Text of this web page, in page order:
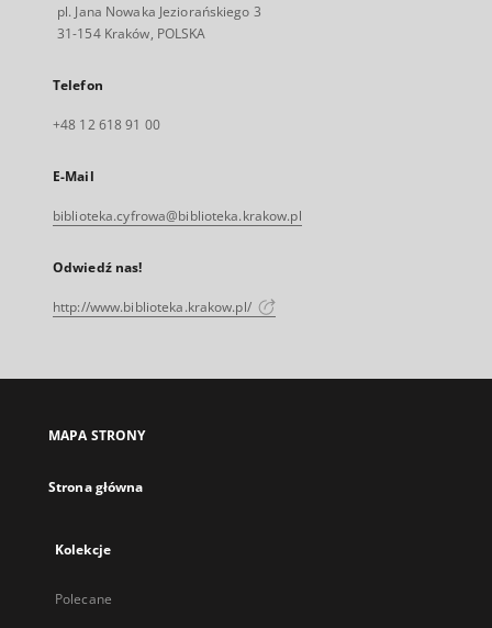
pl. Jana Nowaka Jeziorańskiego 3
31-154 Kraków, POLSKA
Telefon
+48 12 618 91 00
E-Mail
biblioteka.cyfrowa@biblioteka.krakow.pl
Odwiedź nas!
http://www.biblioteka.krakow.pl/
MAPA STRONY
Strona główna
Kolekcje
Polecane